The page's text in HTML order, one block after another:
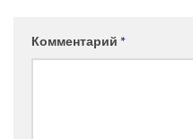
Комментарий *